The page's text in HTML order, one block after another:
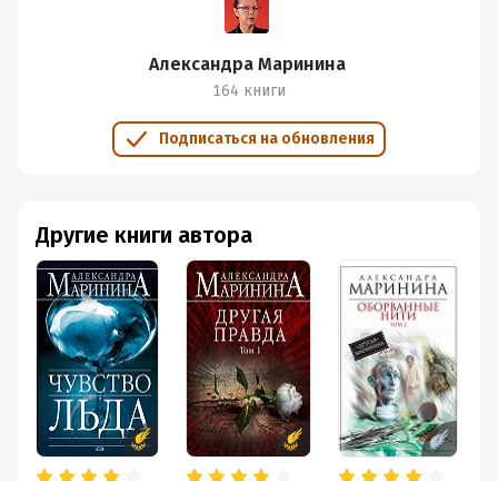
Александра Маринина
164 книги
Подписаться на обновления
Другие книги автора